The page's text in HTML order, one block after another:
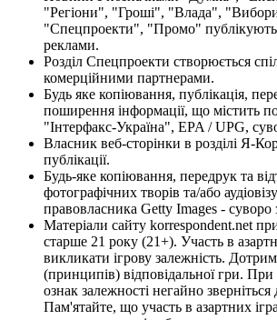
"Регіони", "Гроші", "Влада",
"Спецпроекти", "Промо"
реклами.
Розділ Спецпроекти створюється
комерційними партнерами.
Будь яке копіювання, публікація,
поширення інформації, що містить
"Інтерфакс-Україна", EPA / UPG,
Власник веб-сторінки в розділі Я-
публікації.
Будь-яке копіювання, передрук та
фотографічних творів та/або
правовласника Getty Images - суворо
Матеріали сайту korrespondent.net
старше 21 року (21+). Участь в
викликати ігрову залежність.
(принципів) відповідальної гри.
ознак залежності негайно зверніться
Пам'ятайте, що участь в азартних